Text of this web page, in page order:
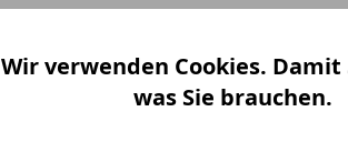
Wir verwenden Cookies.
was Sie brauchen.